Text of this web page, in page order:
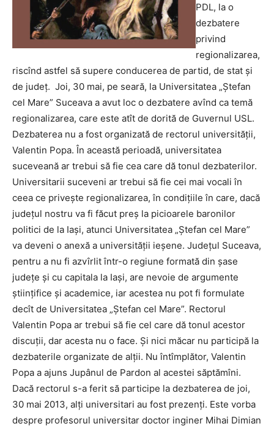
PDL, la o
dezbatere
privind
regionalizarea,
riscînd astfel să supere conducerea de partid, de stat şi
de judeţ. Joi, 30 mai, pe seară, la Universitatea „Ştefan
cel Mare” Suceava a avut loc o dezbatere avînd ca temă
regionalizarea, care este atît de dorită de Guvernul USL.
Dezbaterea nu a fost organizată de rectorul universităţii,
Valentin Popa. În această perioadă, universitatea
suceveană ar trebui să fie cea care dă tonul dezbaterilor.
Universitarii suceveni ar trebui să fie cei mai vocali în
ceea ce priveşte regionalizarea, în condiţiile în care, dacă
judeţul nostru va fi făcut preş la picioarele baronilor
politici de la Iaşi, atunci Universitatea „Ştefan cel Mare”
va deveni o anexă a universităţii ieşene. Judeţul Suceava,
pentru a nu fi azvîrlit într-o regiune formată din şase
judeţe şi cu capitala la Iaşi, are nevoie de argumente
ştiinţifice şi academice, iar acestea nu pot fi formulate
decît de Universitatea „Ştefan cel Mare”. Rectorul
Valentin Popa ar trebui să fie cel care dă tonul acestor
discuţii, dar acesta nu o face. Şi nici măcar nu participă la
dezbaterile organizate de alţii. Nu întîmplător, Valentin
Popa a ajuns Jupânul de Pardon al acestei săptămîni.
Dacă rectorul s-a ferit să participe la dezbaterea de joi,
30 mai 2013, alţi universitari au fost prezenţi. Este vorba
despre profesorul universitar doctor inginer Mihai Dimian